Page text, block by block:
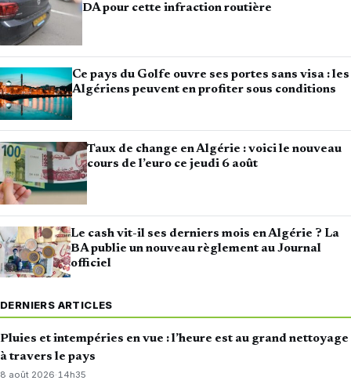
DA pour cette infraction routière
Ce pays du Golfe ouvre ses portes sans visa : les
Algériens peuvent en profiter sous conditions
Taux de change en Algérie : voici le nouveau
cours de l’euro ce jeudi 6 août
Le cash vit-il ses derniers mois en Algérie ? La
BA publie un nouveau règlement au Journal
officiel
DERNIERS ARTICLES
Pluies et intempéries en vue : l’heure est au grand nettoyage
à travers le pays
8 août 2026· 14h35